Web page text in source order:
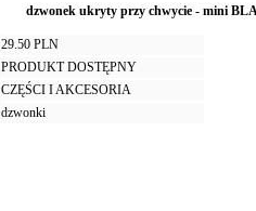
dzwonek ukryty przy chwycie - mini
29.50 PLN
PRODUKT DOSTĘPNY
CZĘŚCI I AKCESORIA
dzwonki